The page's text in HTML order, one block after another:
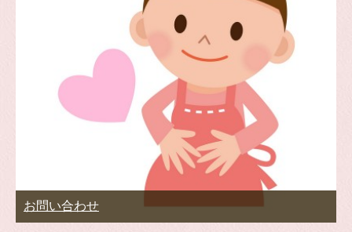
お問い合わせ